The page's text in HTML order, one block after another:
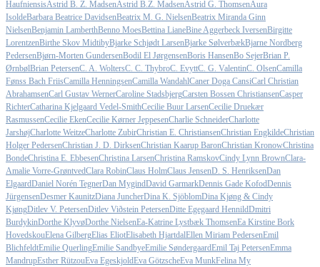
HaufniensisAstrid B. Z. MadsenAstrid B.Z. MadsenAstrid G. ThomsenAura
IsoldeBarbara Beatrice DavidsenBeatrix M. G. NielsenBeatrix Miranda Ginn
NielsenBenjamin LamberthBenno MoesBettina LianeBine Aggerbeck IversenBirgitte
LorentzenBirthe Skov MidtibyBjarke Schjødt LarsenBjarke SølverbækBjarne Nordberg
PedersenBjørn-Morten GundersenBodil El JørgensenBoris HansenBo SejerBrian P.
ØrnbølBrian PetersenC. A. WoltersC. C. ThybroC. EvyttC. G. ValentinC. OlsenCamilla
Fønss Bach FriisCamilla HenningsenCamilla WandahlCaner Doga CansiCarl Christian
AbrahamsenCarl Gustav WernerCaroline StadsbjergCarsten Bossen ChristiansenCasper
RichterCatharina Kjelgaard Vedel-SmithCecilie Buur LarsenCecilie Druekær
RasmussenCecilie EkenCecilie Kørner JeppesenCharlie SchneiderCharlotte
JarshøjCharlotte WeitzeCharlotte ZubirChristian E. ChristiansenChristian EngkildeChristian
Holger PedersenChristian J. D. DirksenChristian Kaarup BaronChristian KronowChristina
BondeChristina E. EbbesenChristina LarsenChristina RamskovCindy Lynn BrownClara-
Amalie Vorre-GrøntvedClara RobinClaus HolmClaus JensenD. S. HenriksenDan
ElgaardDaniel Norén TegnerDan MygindDavid GarmarkDennis Gade KofodDennis
JürgensenDesmer KaunitzDiana JuncherDina K. SjöblomDina Kjøng & Cindy
KjøngDitlev V. PetersenDitlev Viðstein PetersenDitte Egegaard HennildDmitri
BurdykinDorthe KlyvøDorthe NielsenEa-Katrine Lystbæk ThomsenEa Kirstine Bork
HovedskouElena GilbergElias EliotElisabeth HjartdalEllen Miriam PedersenEmil
BlichfeldtEmilie QuerlingEmilie SandbyeEmilie SøndergaardEmil Taj PetersenEmma
MandrupEsther RützouEva EgeskjoldEva GötzscheEva MunkFelina My